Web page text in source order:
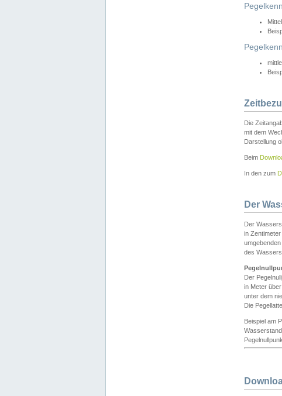
Die
mit dem
Darstellung
Beim
In den zum
Der
Der
in
des
Der
in Meter
unter dem
Die
Beispiel am